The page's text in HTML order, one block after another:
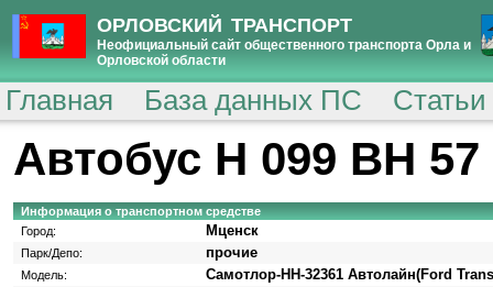
ОРЛОВСКИЙ ТРАНСПОРТ
Неофициальный сайт общественного транспорта Орла и
Орловской области
Главная База данных ПС
Автобус Н 099 ВН 57
Информация о транспортном средстве
Город:
Мценск
Парк/Депо: прочие
Модель: Самотлор-НН-32361 Автолайн(Ford